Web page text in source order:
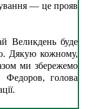
— це прояв
Великдень буде
Дякую кожному,
ми збережемо
голова